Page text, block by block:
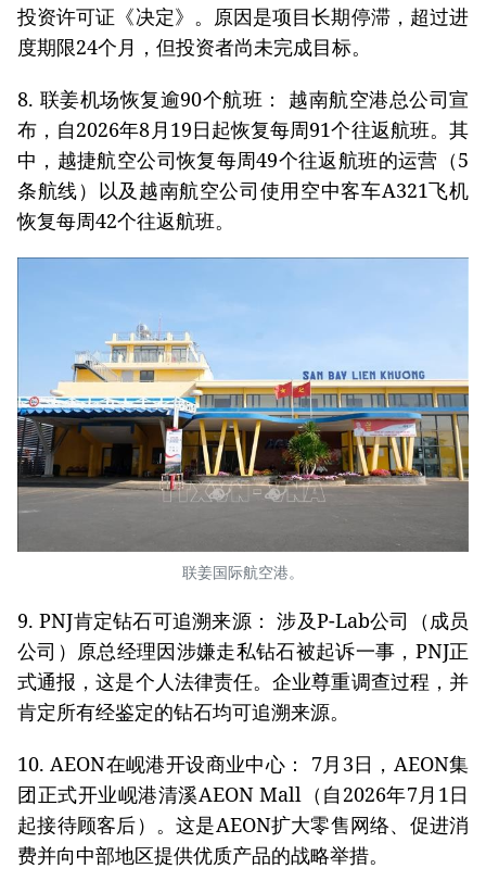
投资许可证《决定》。原因是项目长期停滞，超过进
度期限24个月，但投资者尚未完成目标。
8. 联姜机场恢复逾90个航班： 越南航空港总公司宣
布，自2026年8月19日起恢复每周91个往返航班。其
中，越捷航空公司恢复每周49个往返航班的运营（5
条航线）以及越南航空公司使用空中客车A321飞机
恢复每周42个往返航班。
联姜国际航空港。
9. PNJ肯定钻石可追溯来源： 涉及P-Lab公司（成员
公司）原总经理因涉嫌走私钻石被起诉一事，PNJ正
式通报，这是个人法律责任。企业尊重调查过程，并
肯定所有经鉴定的钻石均可追溯来源。
10. AEON在岘港开设商业中心 ： 7月3日，AEON集
团正式开业岘港清溪AEON Mall（自2026年7月1日
起接待顾客后）。这是AEON扩大零售网络、促进消
费并向中部地区提供优质产品的战略举措。